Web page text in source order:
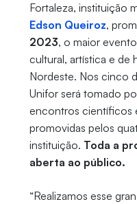
Fortaleza, instituição
Edson Queiroz,
2023, o maior
cultural, artística e de
Nordeste. Nos cinco
Unifor será tomado
encontros científicos
promovidas pelos
instituição. Toda a
aberta ao público.
“Realizamos esse